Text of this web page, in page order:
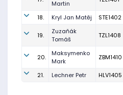
Martin
18. Kryl Jan Matěj STE1402
19.
Zuzaňák
Tomáš
TZL1408
20.
Maksymenko
Mark
ZBM1410
21. Lechner Petr HLV1405